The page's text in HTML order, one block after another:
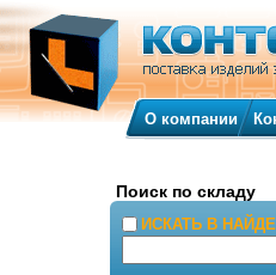
О компании
Поиск по складу
ИСКАТЬ В